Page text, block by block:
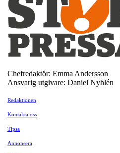
Chefredaktör: Emma Andersson
Ansvarig utgivare: Daniel Nyhlén
Redaktionen
Kontakta oss
Tipsa
Annonsera